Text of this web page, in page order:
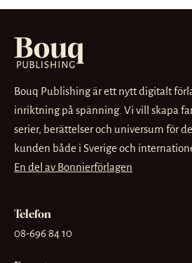
Bouq Publishing är ett nytt digitalt
inriktning på spänning. Vi vill skapa
serier, berättelser och universum för
kunden både i Sverige och
En del av Bonnierförlagen
Telefon
08-696 84 10